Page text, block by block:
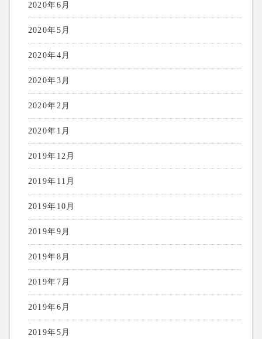
2020年6月
2020年5月
2020年4月
2020年3月
2020年2月
2020年1月
2019年12月
2019年11月
2019年10月
2019年9月
2019年8月
2019年7月
2019年6月
2019年5月